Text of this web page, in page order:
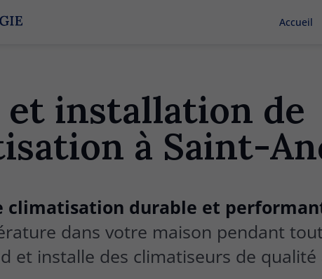
Accueil
et installation de
à Saint-
climatisation durable et
dans votre maison pendant
et installe des climatiseurs de qualité